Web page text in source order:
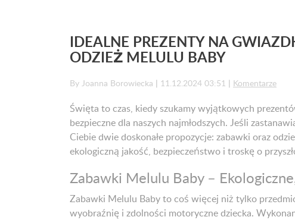
IDEALNE PREZENTY NA
ODZIEŻ MELULU BABY
By Joanna Borowiecka | 11.12.2024 03:51 | Komentarze
Święta to czas, kiedy szukamy wyjątkowych
bezpieczne dla naszych najmłodszych. Jeśli
Ciebie dwie doskonałe propozycje: zabawki oraz
ekologiczną jakość, bezpieczeństwo i troskę o
Zabawki Melulu Baby –
Zabawki Melulu Baby to coś więcej niż tylko
wyobraźnię i zdolności motoryczne dziecka.